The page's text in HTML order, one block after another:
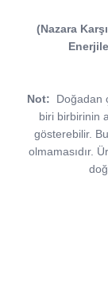
(Nazara
Not:
Doğadan
biri birbirinin
gösterebilir.
olmamasıdır.